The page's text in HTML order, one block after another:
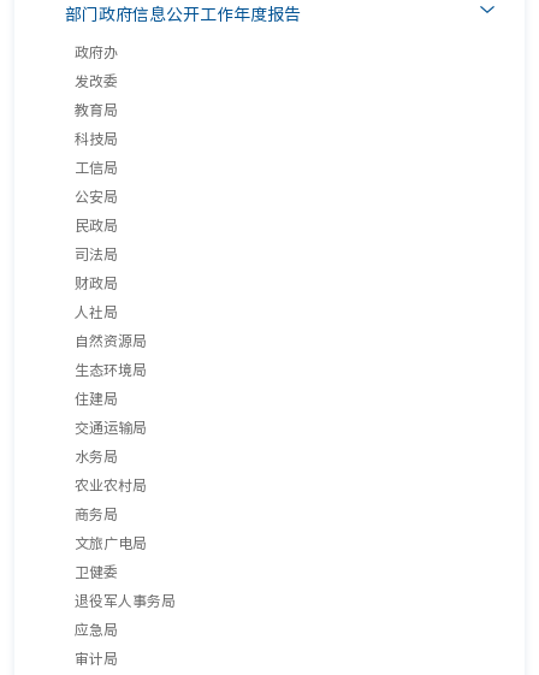
部门政府信息公开工作年度报告
政府办
发改委
教育局
科技局
工信局
公安局
民政局
司法局
财政局
人社局
自然资源局
生态环境局
住建局
交通运输局
水务局
农业农村局
商务局
文旅广电局
卫健委
退役军人事务局
应急局
审计局